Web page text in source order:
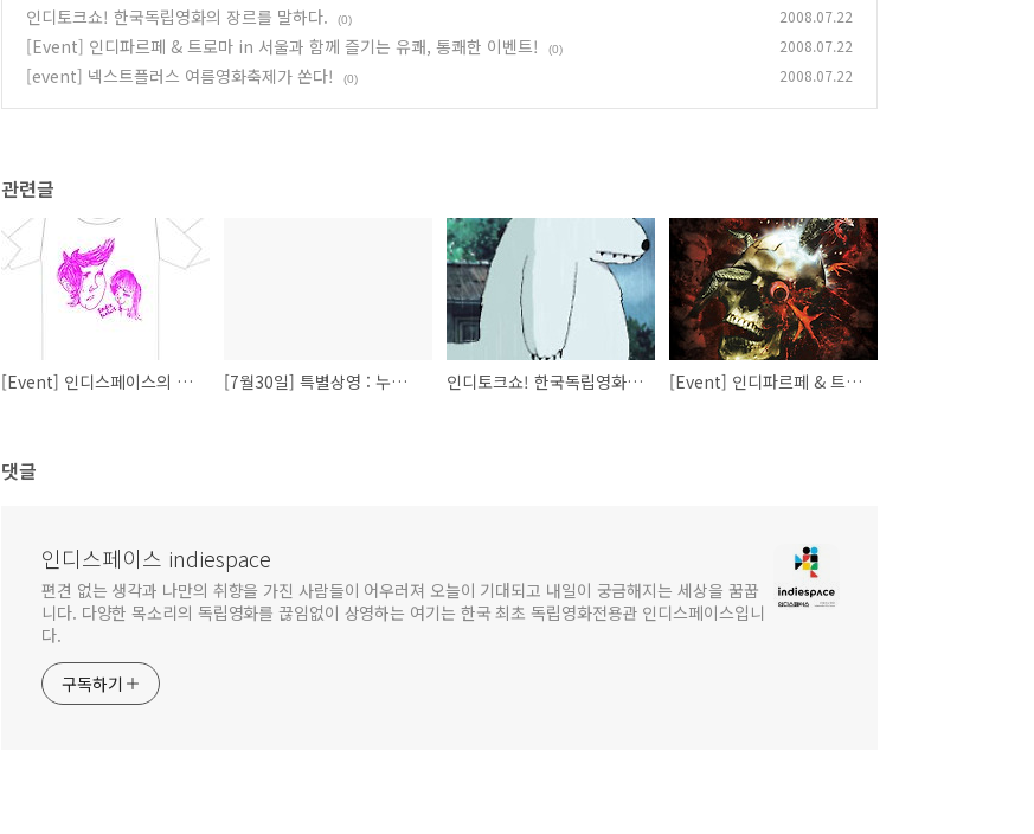
인디토크쇼! 한국독립영화의 장르를 말하다. (0) 2008.07.22
[Event] 인디파르페 & 트로마 in 서울과 함께 즐기는 유쾌, 통쾌한 이벤트! (0) 2008.07.22
[event] 넥스트플러스 여름영화축제가 쏜다! (0) 2008.07.22
관련글
[Event] 인디스페이스의 티켓을 모아랏! [7월30일] 특별상영 : 누가 유가를 움직이는가 - 3차 오일쇼크의 배후 인디토크쇼! 한국독립영화의 장르를 말하다. [Event] 인디파르페 & 트로마 in 서울과 함께 즐기는 유쾌, 통쾌한 이벤트!
댓글
인디스페이스 indiespace
편견 없는 생각과 나만의 취향을 가진 사람들이 어우러져 오늘이 기대되고 내일이 궁금해지는 세상을 꿈꿉
니다. 다양한 목소리의 독립영화를 끊임없이 상영하는 여기는 한국 최초 독립영화전용관 인디스페이스입니
다.
구독하기